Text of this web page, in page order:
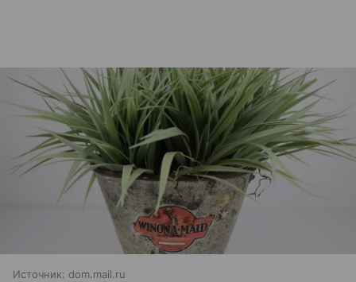
Источник: dom.mail.ru